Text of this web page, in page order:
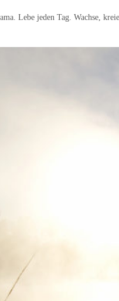
Lebe jeden Tag. Wachse,